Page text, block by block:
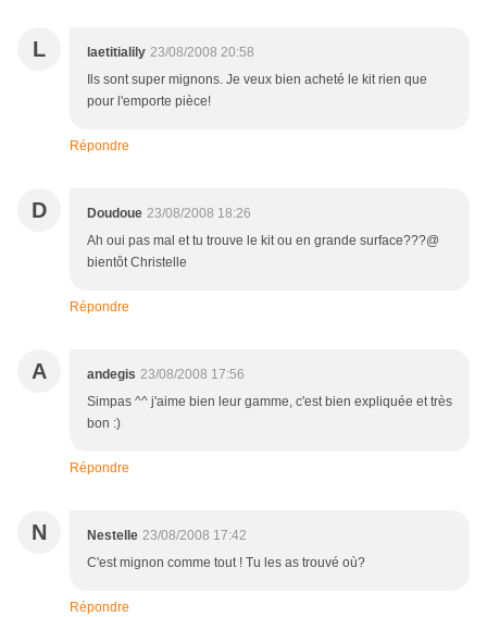
L laetitialily 23/08/2008 20:58
Ils sont super mignons. Je veux bien acheté le kit rien que
pour l'emporte pièce!
Répondre
D Doudoue 23/08/2008 18:26
Ah oui pas mal et tu trouve le kit ou en grande surface???@
bientôt Christelle
Répondre
A andegis 23/08/2008 17:56
Simpas ^^ j'aime bien leur gamme, c'est bien expliquée et très
bon :)
Répondre
N Nestelle 23/08/2008 17:42
C'est mignon comme tout ! Tu les as trouvé où?
Répondre